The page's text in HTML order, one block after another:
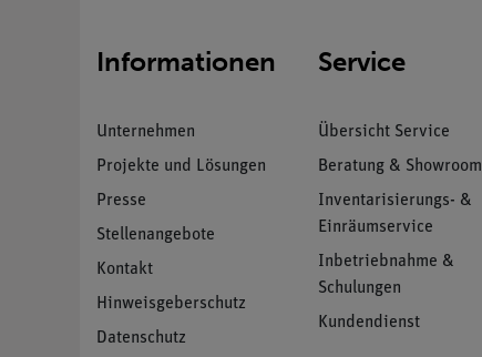
Informationen
Unternehmen
Projekte und Lösungen
Presse
Stellenangebote
Kontakt
Hinweisgeberschutz
Datenschutz
Service
Übersicht Service
Beratung & Showroom
Inventarisierungs- &
Einräumservice
Inbetriebnahme &
Schulungen
Kundendienst